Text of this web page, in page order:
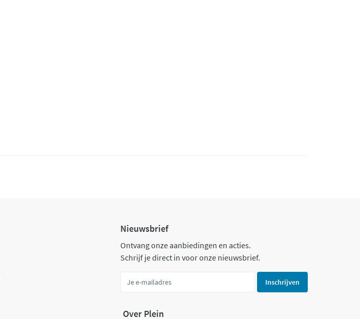
Nieuwsbrief
Ontvang onze aanbiedingen en acties.
Schrijf je direct in voor onze nieuwsbrief.
Inschrijven
Over Plein